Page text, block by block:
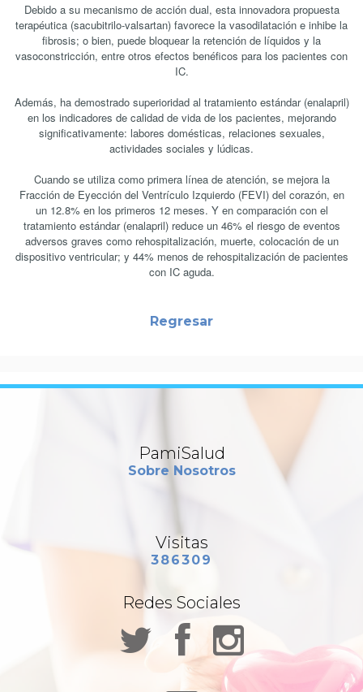
Debido a su mecanismo de acción dual, esta innovadora propuesta
terapéutica (sacubitrilo-valsartan) favorece la vasodilatación e inhibe la
fibrosis; o bien, puede bloquear la retención de líquidos y la
vasoconstricción, entre otros efectos benéficos para los pacientes con
IC.
Además, ha demostrado superioridad al tratamiento estándar (enalapril)
en los indicadores de calidad de vida de los pacientes, mejorando
significativamente: labores domésticas, relaciones sexuales,
actividades sociales y lúdicas.
Cuando se utiliza como primera línea de atención, se mejora la
Fracción de Eyección del Ventrículo Izquierdo (FEVI) del corazón, en
un 12.8% en los primeros 12 meses. Y en comparación con el
tratamiento estándar (enalapril) reduce un 46% el riesgo de eventos
adversos graves como rehospitalización, muerte, colocación de un
dispositivo ventricular; y 44% menos de rehospitalización de pacientes
con IC aguda.
Regresar
PamiSalud
Sobre Nosotros
Visitas
386309
Redes Sociales